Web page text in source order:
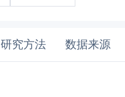
研究方法 数据来源